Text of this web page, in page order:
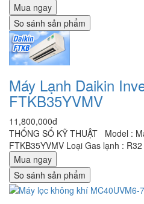
Mua ngay
So sánh sản phẩm
Máy Lạnh Daikin
FTKB35YVMV
11,800,000đ
THỐNG SỐ KỸ THUẬT Model :
FTKB35YVMV Loại Gas lạnh :
Mua ngay
So sánh sản phẩm